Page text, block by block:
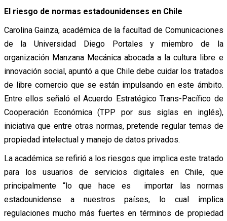
El riesgo de normas estadounidenses en Chile
Carolina Gainza, académica de la facultad de Comunicaciones
de la Universidad Diego Portales y miembro de la
organización Manzana Mecánica abocada a la cultura libre e
innovación social, apuntó a que Chile debe cuidar los tratados
de libre comercio que se están impulsando en este ámbito.
Entre ellos señaló el Acuerdo Estratégico Trans-Pacífico de
Cooperación Económica (TPP por sus siglas en inglés),
iniciativa que entre otras normas, pretende regular temas de
propiedad intelectual y manejo de datos privados.
La académica se refirió a los riesgos que implica este tratado
para los usuarios de servicios digitales en Chile, que
principalmente “lo que hace es importar las normas
estadounidense a nuestros países, lo cual implica
regulaciones mucho más fuertes en términos de propiedad